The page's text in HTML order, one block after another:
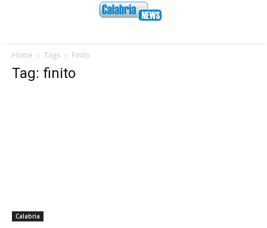
Home Tags Finito
Tag: finito
Calabria